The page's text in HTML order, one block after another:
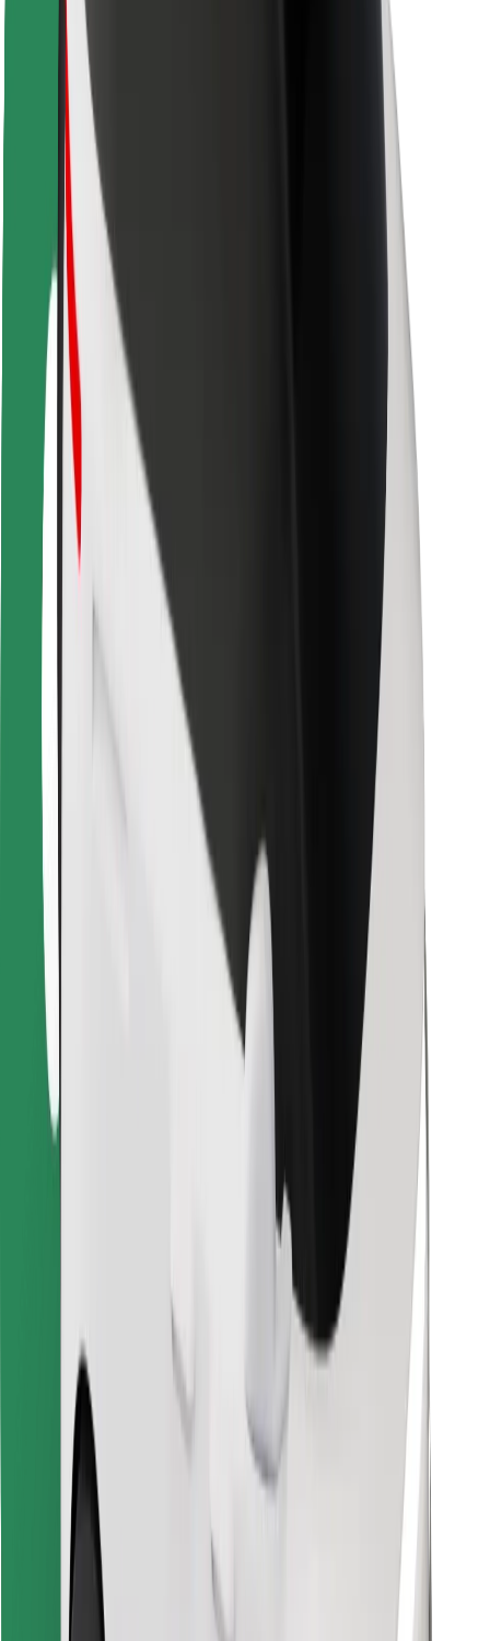
Biztonsági részleg
Városok
Lokációk
Városi megoldások
Repülőtér
Bolt töltőállomások
Súgó
Utasoknak
Sofőröknek
Ételfutároknak
Bolt Food
Flottapartnereknek
Éttermeknek
Bolt for Business
Felhasználási feltételek
Pár perc alatt ott vagyunk érted!
Bolt alkalmazás letöltése
Találd meg kedvenc ételedet!
Bolt Food app letöltése